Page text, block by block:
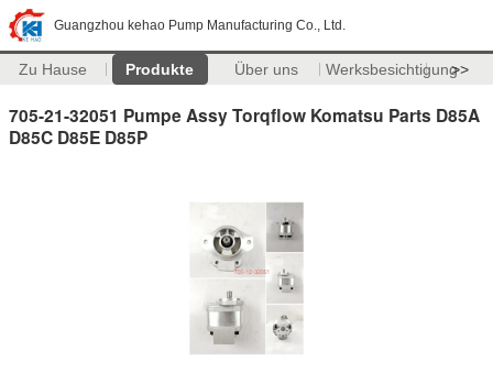
Guangzhou kehao Pump Manufacturing Co., Ltd.
Zu Hause Produkte Über uns Werksbesichtigung>>
705-21-32051 Pumpe Assy Torqflow Komatsu Parts D85A
D85C D85E D85P